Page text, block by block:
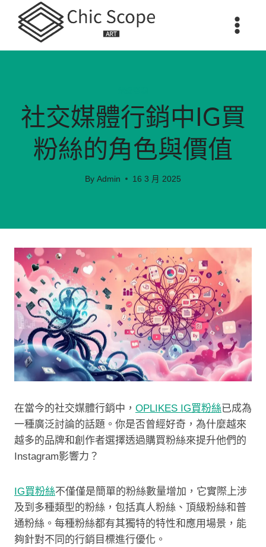
content
社交媒體行銷中IG買
粉絲的角色與價值
By Admin 16 3 月 2025
在當今的社交媒體行銷中， OPLIKES IG買粉絲已成為
一種廣泛討論的話題。你是否曾經好奇，為什麼越來
越多的品牌和創作者選擇透過購買粉絲來提升他們的
Instagram影響力？
IG買粉絲不僅僅是簡單的粉絲數量增加，它實際上涉
及到多種類型的粉絲，包括真人粉絲、頂級粉絲和普
通粉絲。每種粉絲都有其獨特的特性和應用場景，能
夠針對不同的行銷目標進行優化。